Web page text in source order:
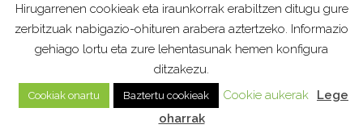
Hirugarrenen cookieak eta iraunkorrak erabiltzen ditugu gure
zerbitzuak nabigazio-ohituren arabera aztertzeko. Informazio
gehiago lortu eta zure lehentasunak hemen konfigura
ditzakezu.
Cookiak onartu Baztertu cookieak Cookie aukerak
Lege
oharrak